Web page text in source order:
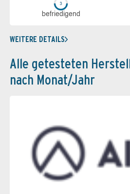
be­frie­di­gend
WEITERE DETAILS
Alle getesteten
nach Monat/Jahr